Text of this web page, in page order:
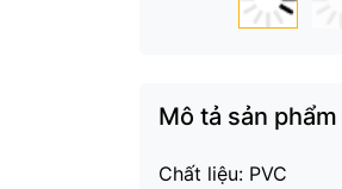
Mô tả sản phẩm
Chất liệu: PVC